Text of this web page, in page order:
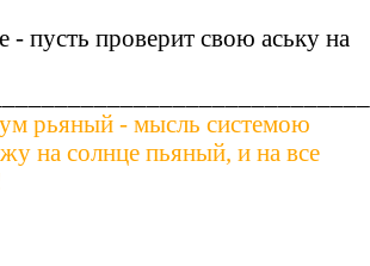
пусть проверит свою аську на
рьяный - мысль системою
на солнце пьяный, и на все